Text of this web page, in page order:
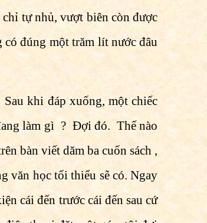
tự nhủ, vượt biên còn được
đúng một trăm lít nước đâu
khi đáp xuống, một chiếc
làm gì ? Ðợi đó. Thế nào
bàn viết dăm ba cuốn sách ,
văn học tối thiểu sẽ có. Ngay
cái đến trước cái đến sau cứ